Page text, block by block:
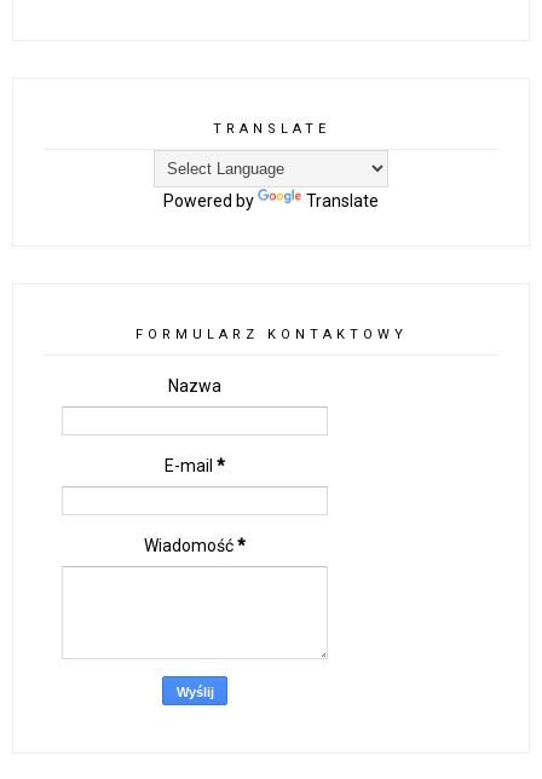
TRANSLATE
Powered by Translate
FORMULARZ KONTAKTOWY
Nazwa
E-mail *
Wiadomość*